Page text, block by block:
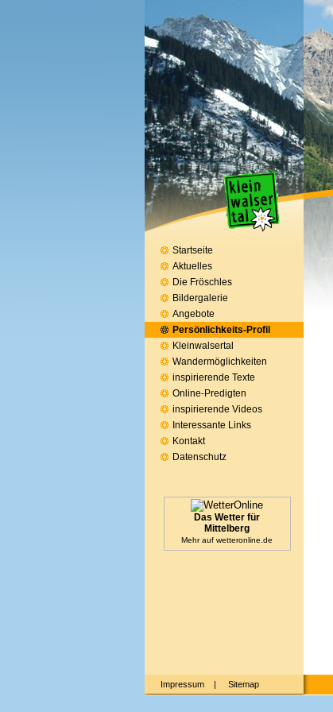
Startseite
Aktuelles
Die Fröschles
Bildergalerie
Angebote
Persönlichkeits-Profil
Kleinwalsertal
Wandermöglichkeiten
inspirierende Texte
Online-Predigten
inspirierende Videos
Interessante Links
Kontakt
Datenschutz
Das Wetter für
Mittelberg
Mehr auf wetteronline.de
Impressum | Sitemap